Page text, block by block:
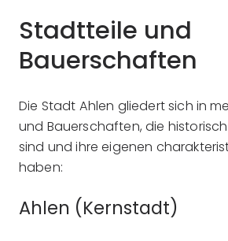
Stadtteile und
Bauerschaften
Die Stadt Ahlen gliedert sich in
und Bauerschaften, die
sind und ihre eigenen
haben:
Ahlen (Kernstadt)